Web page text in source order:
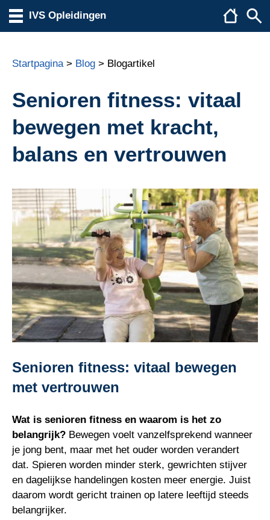
IVS Opleidingen
Startpagina> Blog > Blogartikel
Senioren fitness: vitaal
bewegen met kracht,
balans en vertrouwen
Senioren fitness: vitaal bewegen
met vertrouwen
Wat is senioren fitness en waarom is het zo
belangrijk? Bewegen voelt vanzelfsprekend wanneer
je jong bent, maar met het ouder worden verandert
dat. Spieren worden minder sterk, gewrichten stijver
en dagelijkse handelingen kosten meer energie. Juist
daarom wordt gericht trainen op latere leeftijd steeds
belangrijker.